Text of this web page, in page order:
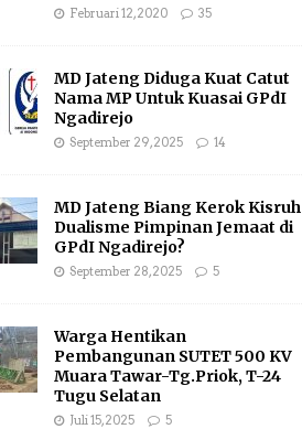
Februari 12, 2020 35
MD Jateng Diduga Kuat Catut
Nama MP Untuk Kuasai GPdI
Ngadirejo
September 29, 2025 14
MD Jateng Biang Kerok Kisruh
Dualisme Pimpinan Jemaat di
GPdI Ngadirejo?
September 28, 2025 5
Warga Hentikan
Pembangunan SUTET 500 KV
Muara Tawar-Tg.Priok, T-24
Tugu Selatan
Juli 15, 2025 5